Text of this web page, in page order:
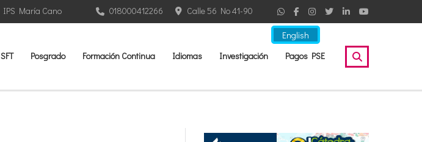
English
IPS María Cano Calle 56 No 41-90
018000412266
SFT Posgrado Formación Continua Idiomas Investigación Pagos PSE